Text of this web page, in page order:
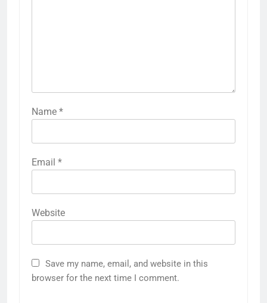
Name *
Email *
Website
Save my name, email, and website in this
browser for the next time I comment.
5
उत्तर प्रदेश में गांवों में बढ़ेंगी सुविधाएं: 67%
बढ़ा पंचायतों का बजट